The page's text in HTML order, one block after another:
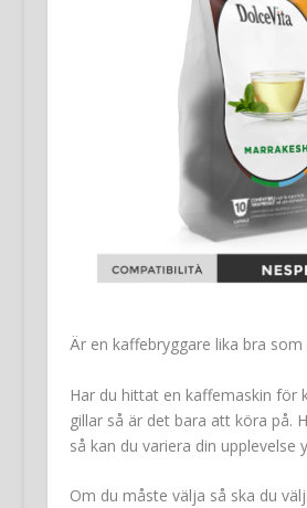
Är en kaffebryggare lika bra som
Har du hittat en kaffemaskin för
gillar så är det bara att köra på.
så kan du variera din upplevelse
Om du måste välja så ska du